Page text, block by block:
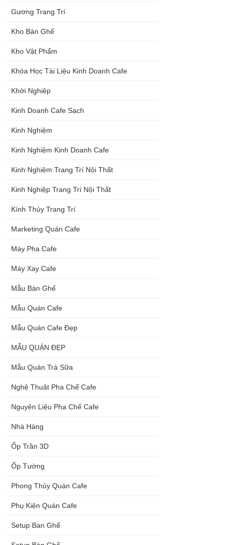
Gương Trang Trí
Kho Bàn Ghế
Kho Vật Phẩm
Khóa Học Tài Liệu Kinh Doanh Cafe
Khởi Nghiệp
Kinh Doanh Cafe Sạch
Kinh Nghiệm
Kinh Nghiệm Kinh Doanh Cafe
Kinh Nghiệm Trang Trí Nội Thất
Kinh Nghiệp Trang Trí Nội Thất
Kính Thủy Trang Trí
Marketing Quán Cafe
Máy Pha Cafe
Máy Xay Cafe
Mẫu Bàn Ghế
Mẫu Quán Cafe
Mẫu Quán Cafe Đẹp
MẪU QUÁN ĐẸP
Mẫu Quán Trà Sữa
Nghệ Thuật Pha Chế Cafe
Nguyên Liệu Pha Chế Cafe
Nhà Hàng
Ốp Trần 3D
Ốp Tường
Phong Thủy Quán Cafe
Phụ Kiện Quán Cafe
Setup Ban Ghế